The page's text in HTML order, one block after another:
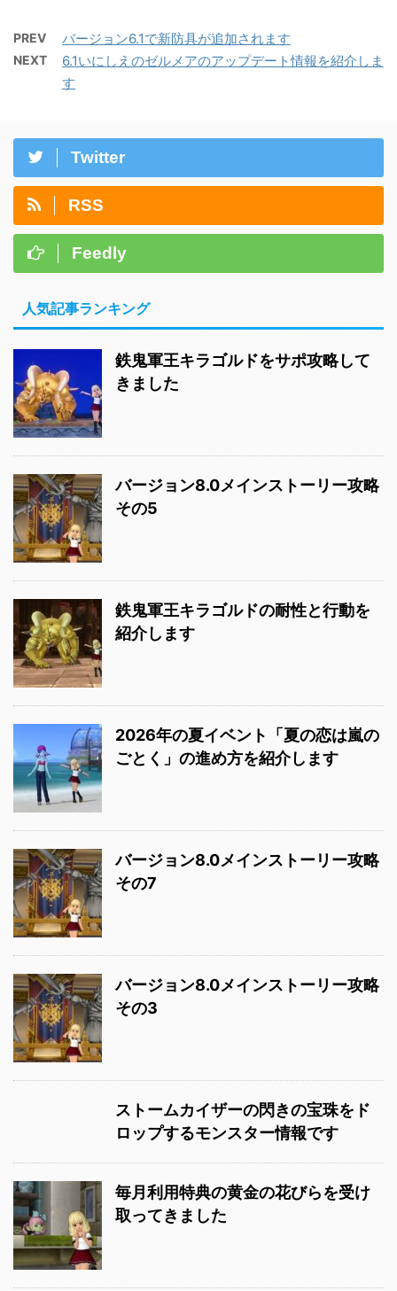
PREV バージョン6.1で新防具が追加されます
NEXT
6.1いにしえのゼルメアのアップデート情報を紹介しま
す
Twitter
RSS
Feedly
人気記事ランキング
鉄鬼軍王キラゴルドをサポ攻略して
きました
バージョン8.0メインストーリー攻略
その5
鉄鬼軍王キラゴルドの耐性と行動を
紹介します
2026年の夏イベント「夏の恋は嵐の
ごとく」の進め方を紹介します
バージョン8.0メインストーリー攻略
その7
バージョン8.0メインストーリー攻略
その3
ストームカイザーの閃きの宝珠をド
ロップするモンスター情報です
毎月利用特典の黄金の花びらを受け
取ってきました